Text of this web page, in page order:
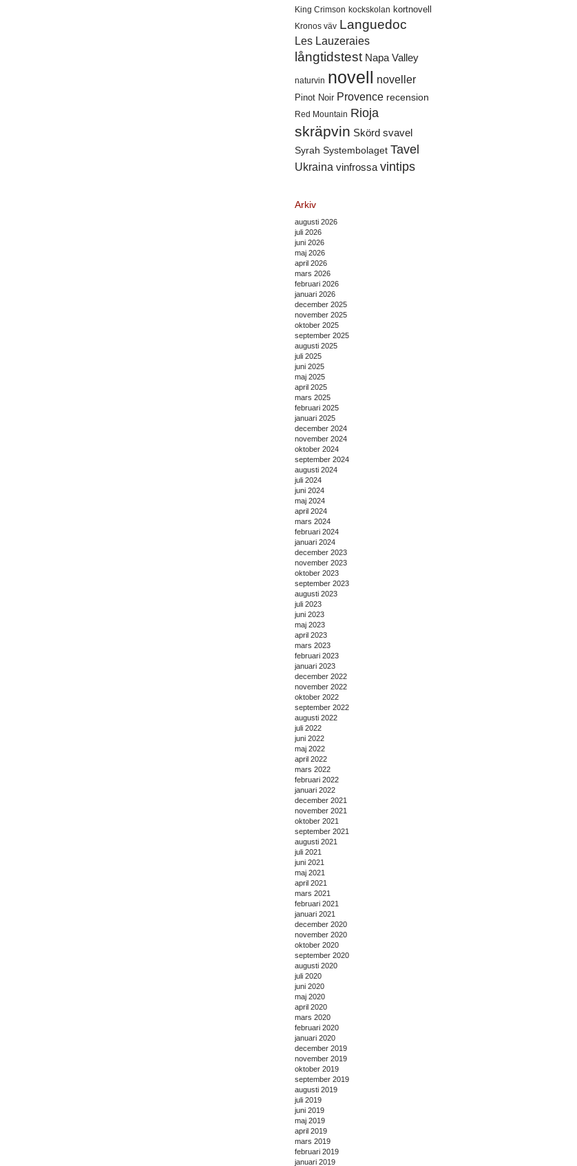
King Crimson kockskolan kortnovell
Kronos väv Languedoc
Les Lauzeraies
långtidstest Napa Valley
naturvin novell noveller
Pinot Noir Provence recension
Red Mountain Rioja
skräpvin Skörd svavel
Syrah Systembolaget Tavel
Ukraina vinfrossa vintips
Arkiv
augusti 2026
juli 2026
juni 2026
maj 2026
april 2026
mars 2026
februari 2026
januari 2026
december 2025
november 2025
oktober 2025
september 2025
augusti 2025
juli 2025
juni 2025
maj 2025
april 2025
mars 2025
februari 2025
januari 2025
december 2024
november 2024
oktober 2024
september 2024
augusti 2024
juli 2024
juni 2024
maj 2024
april 2024
mars 2024
februari 2024
januari 2024
december 2023
november 2023
oktober 2023
september 2023
augusti 2023
juli 2023
juni 2023
maj 2023
april 2023
mars 2023
februari 2023
januari 2023
december 2022
november 2022
oktober 2022
september 2022
augusti 2022
juli 2022
juni 2022
maj 2022
april 2022
mars 2022
februari 2022
januari 2022
december 2021
november 2021
oktober 2021
september 2021
augusti 2021
juli 2021
juni 2021
maj 2021
april 2021
mars 2021
februari 2021
januari 2021
december 2020
november 2020
oktober 2020
september 2020
augusti 2020
juli 2020
juni 2020
maj 2020
april 2020
mars 2020
februari 2020
januari 2020
december 2019
november 2019
oktober 2019
september 2019
augusti 2019
juli 2019
juni 2019
maj 2019
april 2019
mars 2019
februari 2019
januari 2019